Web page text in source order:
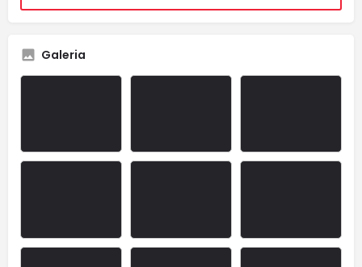
Galeria